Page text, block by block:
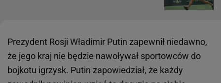
Prezydent Rosji Władimir Putin zapewnił niedawno,
że jego kraj nie będzie nawoływał sportowców do
bojkotu igrzysk. Putin zapowiedział, że każdy